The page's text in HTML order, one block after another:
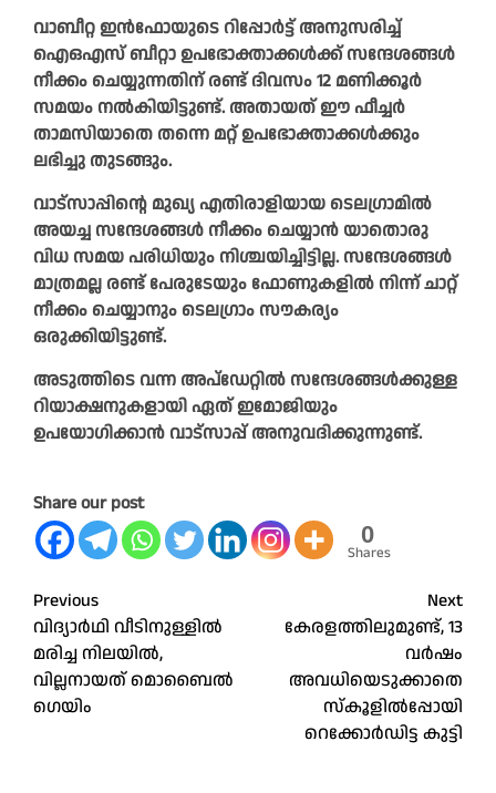
വാബീറ്റ ഇന്‍ഫോയുടെ റിപ്പോര്‍ട്ട് അനുസരിച്ച്
ഐഒഎസ് ബീറ്റാ ഉപഭോക്താക്കള്‍ക്ക് സന്ദേശങ്ങള്‍
നീക്കം ചെയ്യുന്നതിന് രണ്ട് ദിവസം 12 മണിക്കൂര്‍
സമയം നല്‍കിയിട്ടുണ്ട്. അതായത് ഈ ഫീച്ചര്‍
താമസിയാതെ തന്നെ മറ്റ് ഉപഭോക്താക്കള്‍ക്കും
ലഭിച്ചു തുടങ്ങും.
വാട്‌സാപ്പിന്റെ മുഖ്യ എതിരാളിയായ ടെലഗ്രാമില്‍
അയച്ച സന്ദേശങ്ങള്‍ നീക്കം ചെയ്യാന്‍ യാതൊരു
വിധ സമയ പരിധിയും നിശ്ചയിച്ചിട്ടില്ല. സന്ദേശങ്ങള്‍
മാത്രമല്ല രണ്ട് പേരുടേയും ഫോണുകളില്‍ നിന്ന് ചാറ്റ്
നീക്കം ചെയ്യാനും ടെലഗ്രാം സൗകര്യം
ഒരുക്കിയിട്ടുണ്ട്.
അടുത്തിടെ വന്ന അപ്‌ഡേറ്റില്‍ സന്ദേശങ്ങള്‍ക്കുള്ള
റിയാക്ഷനുകളായി ഏത് ഇമോജിയും
ഉപയോഗിക്കാന്‍ വാട്‌സാപ്പ് അനുവദിക്കുന്നുണ്ട്.
Share our post
0
Shares
Post
navigation
Previous
വിദ്യാർഥി വീടിനുള്ളിൽ
മരിച്ച നിലയിൽ,
വില്ലനായത് മൊബൈൽ
ഗെയിം
Next
കേരളത്തിലുമുണ്ട്, 13
വർഷം
അവധിയെടുക്കാതെ
സ്കൂളിൽപ്പോയി
റെക്കോർഡിട്ട കുട്ടി